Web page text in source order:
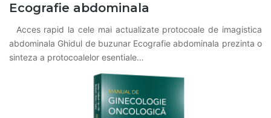
Ecografie abdominala
Acces rapid la cele mai actualizate protocoale de imagistica
abdominala Ghidul de buzunar Ecografie abdominala prezinta o
sinteza a protocoalelor esentiale…